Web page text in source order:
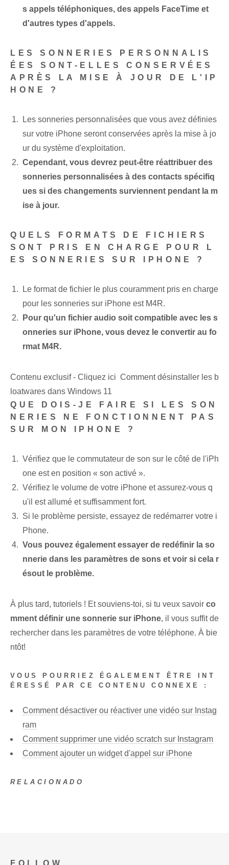
s appels téléphoniques, des appels FaceTime et
d'autres types d'appels.
LES SONNERIES PERSONNALIS
ÉES SONT-ELLES CONSERVÉES
APRÈS LA MISE À JOUR DE L'IP
HONE ?
Les sonneries personnalisées que vous avez définies
sur votre iPhone seront conservées après la mise à jo
ur du système d'exploitation.
Cependant, vous devrez peut-être réattribuer des
sonneries personnalisées à des contacts spécifiq
ues si des changements surviennent pendant la m
ise à jour.
QUELS FORMATS DE FICHIERS
SONT PRIS EN CHARGE POUR L
ES SONNERIES SUR IPHONE ?
Le format de fichier le plus couramment pris en charge
pour les sonneries sur iPhone est M4R.
Pour qu'un fichier audio soit compatible avec les s
onneries sur iPhone, vous devez le convertir au fo
rmat M4R.
Contenu exclusif - Cliquez ici Comment désinstaller les b
loatwares dans Windows 11
QUE DOIS-JE FAIRE SI LES SON
NERIES NE FONCTIONNENT PAS
SUR MON IPHONE ?
Vérifiez que le commutateur de son sur le côté de l'iPh
one est en position « son activé ».
Vérifiez le volume de votre iPhone et assurez-vous q
u'il est allumé et suffisamment fort.
Si le problème persiste, essayez de redémarrer votre i
Phone.
Vous pouvez également essayer de redéfinir la so
nnerie dans les paramètres de sons et voir si cela r
ésout le problème.
À plus tard, tutoriels ! Et souviens-toi, si tu veux savoir co
mment définir une ‌sonnerie‍ sur iPhone, il vous suffit de
rechercher ‌dans les paramètres de votre téléphone. À bie
ntôt!
VOUS POURRIEZ ÉGALEMENT ÊTRE INT
ÉRESSÉ PAR CE CONTENU CONNEXE :
Comment désactiver ou réactiver une vidéo sur Instag
ram
Comment supprimer une vidéo scratch sur Instagram
Comment ajouter un widget d'appel sur iPhone
RELACIONADO
FOLLOW